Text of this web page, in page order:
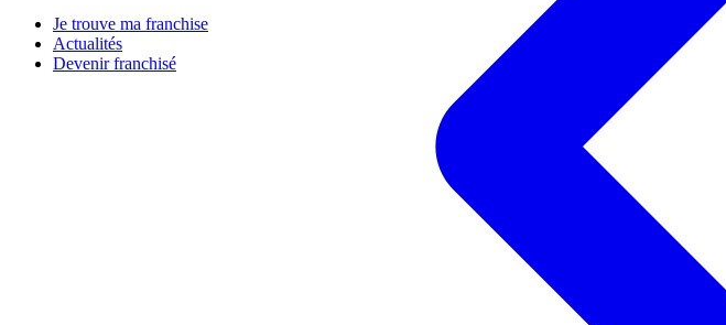
Je trouve ma franchise
Actualités
Devenir franchisé